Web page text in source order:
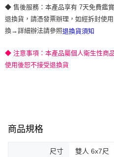
◆ 售後服務：本產品享有 7天免費鑑
退換貨，請憑發票辦理，如經拆封使
換→詳細辦法請參照退換貨須知
◆ 注意事項：本產品屬個人衛生性商
使用後恕不接受退換貨
商品規格
尺寸 雙人 6x7尺